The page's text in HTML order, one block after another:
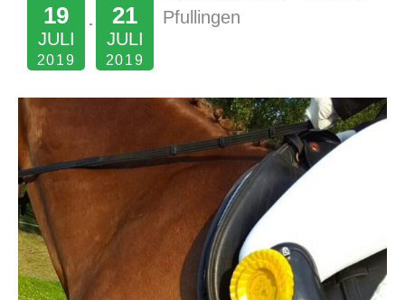
19
JULI
2019
21
JULI
2019
Pfullingen